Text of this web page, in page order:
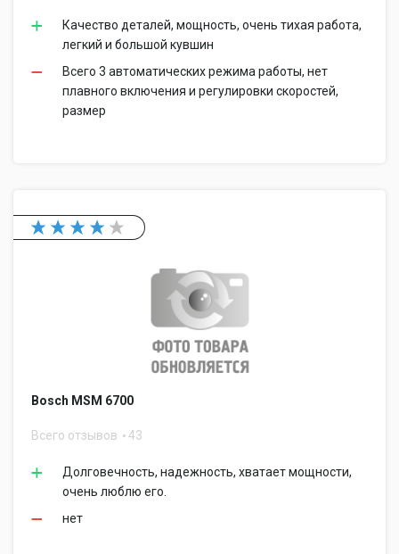
Качество деталей, мощность, очень тихая работа,
легкий и большой кувшин
Всего 3 автоматических режима работы, нет
плавного включения и регулировки скоростей,
размер
Bosch MSM 6700
Всего отзывов 43
Долговечность, надежность, хватает мощности,
очень люблю его.
нет